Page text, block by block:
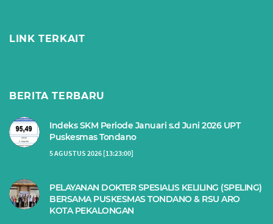
LINK TERKAIT
BERITA TERBARU
Indeks SKM Periode Januari s.d Juni 2026 UPT
Puskesmas Tondano
5 AGUSTUS 2026 [13:23:00]
PELAYANAN DOKTER SPESIALIS KELILING (SPELING)
BERSAMA PUSKESMAS TONDANO & RSU ARO
KOTA PEKALONGAN